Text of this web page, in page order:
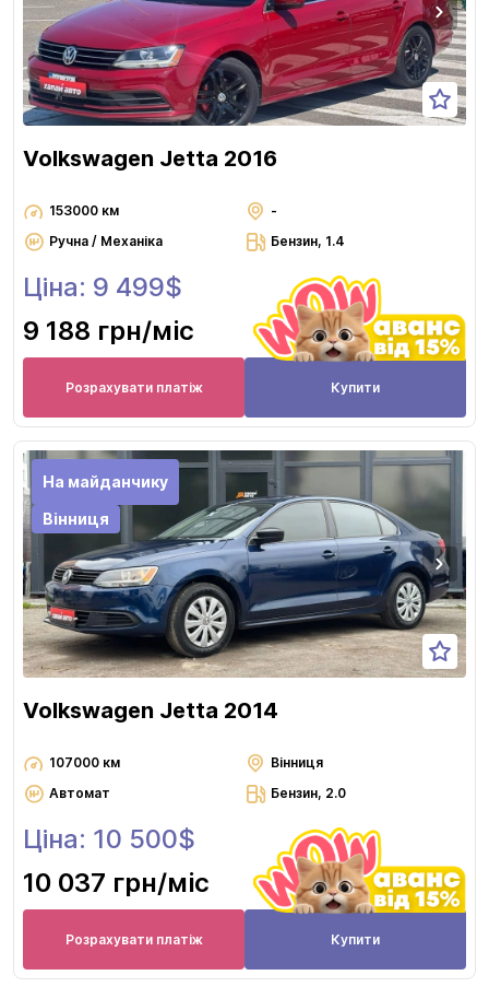
Volkswagen Jetta 2016
153000 км
-
Ручна / Механіка
Бензин, 1.4
Ціна: 9 499$
9 188 грн/міс
Розрахувати платіж Купити
На майданчику
Вінниця
Volkswagen Jetta 2014
107000 км
Вінниця
Автомат
Бензин, 2.0
Ціна: 10 500$
10 037 грн/міс
Розрахувати платіж Купити